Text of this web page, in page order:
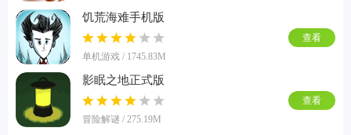
饥荒海难手机版
单机游戏 / 1745.83M
查看
影眠之地正式版
冒险解谜 / 275.19M
查看